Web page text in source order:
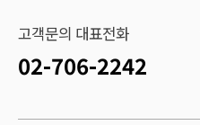
고객문의 대표전화
02-706-2242